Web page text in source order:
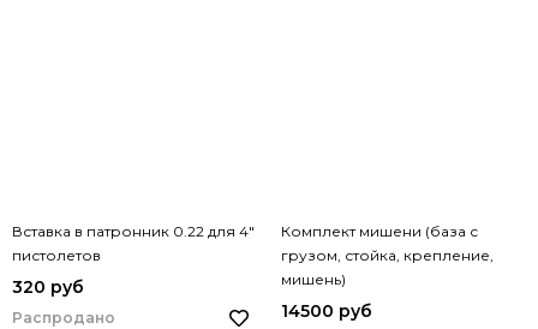
Вставка в патронник 0.22 для 4"
пистолетов
320 руб
Распродано
Комплект мишени (база с
грузом, стойка, крепление,
мишень)
14500 руб